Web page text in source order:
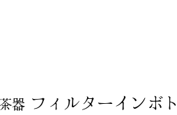
茶器 フィルターインボ